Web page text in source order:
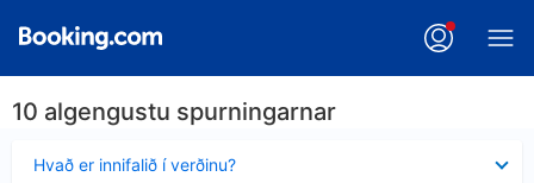
10 algengustu spurningarnar
Hvað er innifalið í verðinu?
sýnt